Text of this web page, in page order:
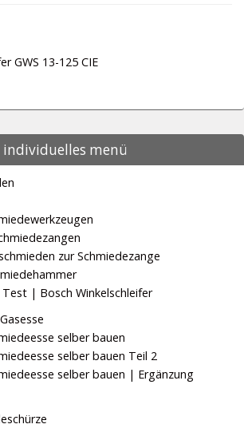
GWS 13-125 CIE
individuelles menü
zur Schmiedezange
Test | Bosch Winkelschleifer
selber bauen
selber bauen Teil 2
selber bauen | Ergänzung